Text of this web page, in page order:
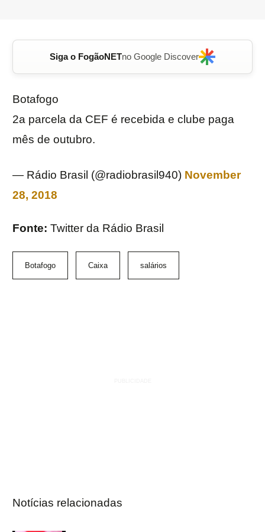
Siga o FogãoNETno Google Discover
Botafogo
2a parcela da CEF é recebida e clube paga
mês de outubro.
— Rádio Brasil (@radiobrasil940) November
28, 2018
Fonte: Twitter da Rádio Brasil
Botafogo Caixa salários
Notícias relacionadas